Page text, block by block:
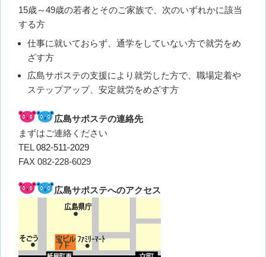
15歳～49歳の若者とそのご家族で、次のいずれかに該当
する方
仕事に就いておらず、通学をしていない方で就労をめ
ざす方
広島サポステの支援により就労した方で、職場定着や
ステップアップ、安定就労をめざす方
広島サポステの連絡先
まずはご連絡ください
TEL082-511-2029
FAX 082-228-6029
広島サポステへのアクセス